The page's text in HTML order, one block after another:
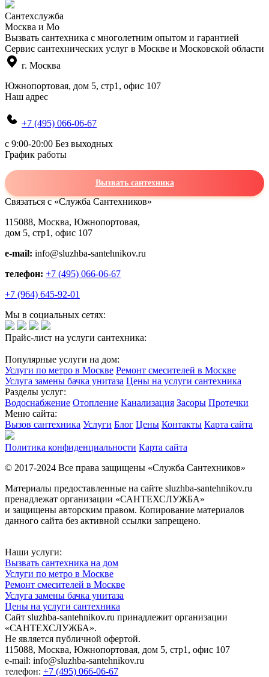
Сантехслужба
Москва и Мо
Вызвать сантехника с многолетним опытом и гарантией
Сервис сантехнических услуг в Москве и Московской области
г. Москва
Южнопортовая, дом 5, стр1, офис 107
Наш адрес
+7 (495) 066-06-67
c 9:00-20:00 Без выходных
График работы
Вызвать сантехника
Связаться с «Служба Сантехников»
115088, Москва, Южнопортовая,
дом 5, стр1, офис 107
e-mail: info@sluzhba-santehnikov.ru
телефон: +7 (495) 066-06-67
+7 (964) 645-92-01
Мы в социальных сетях:
Прайс-лист на услуги сантехника:
Популярные услуги на дом:
Услуги по метро в Москве Ремонт смесителей в Москве
Услуга замены бачка унитаза Цены на услуги сантехника
Разделы услуг:
Водоснабжение Отопление Канализация Засоры Протечки
Меню сайта:
Вызов сантехника Услуги Блог Цены Контакты Карта сайта
Политика конфиденциальности Карта сайта
© 2017-2024 Все права защищены «Служба Сантехников»
Материалы предоставленные на сайте sluzhba-santehnikov.ru
пренадлежат организации «САНТЕХСЛУЖБА»
и защищены авторским правом. Копирование материалов
данного сайта без активной ссылки запрещено.
Наши услуги:
Вызвать сантехника на дом
Услуги по метро в Москве
Ремонт смесителей в Москве
Услуга замены бачка унитаза
Цены на услуги сантехника
Сайт sluzhba-santehnikov.ru принадлежит организации
«САНТЕХСЛУЖБА».
Не является публичной офертой.
115088, Москва, Южнопортовая, дом 5, стр1, офис 107
e-mail: info@sluzhba-santehnikov.ru
телефон: +7 (495) 066-06-67